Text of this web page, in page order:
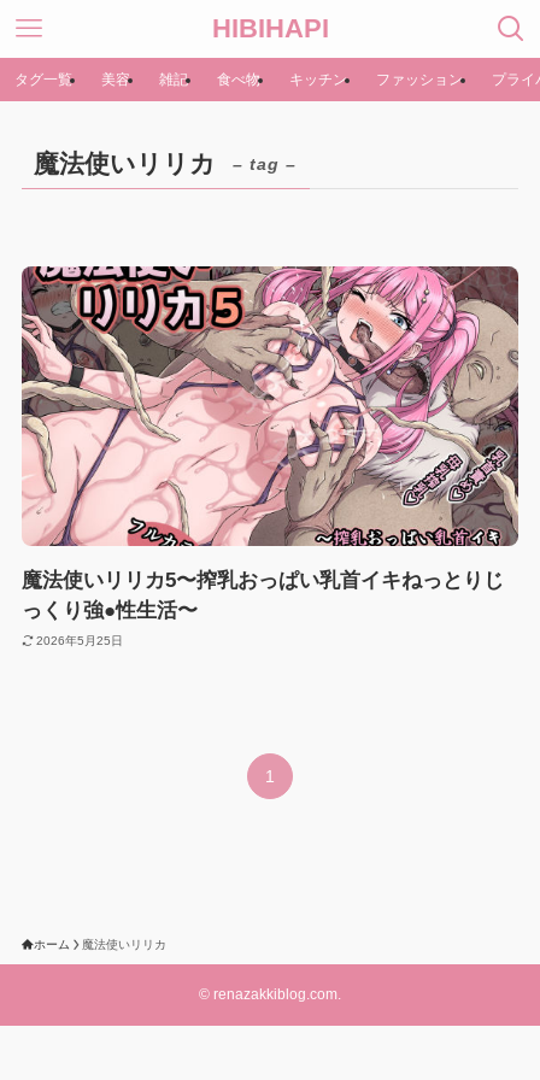
HIBIHAPI
タグ一覧 美容 雑記 食べ物 キッチン ファッション プライ
魔法使いリリカ – tag –
魔法使いリリカ5〜搾乳おっぱい乳首イキねっとりじ
っくり強●性生活〜
2026年5月25日
1
ホーム 魔法使いリリカ
© renazakkiblog.com.